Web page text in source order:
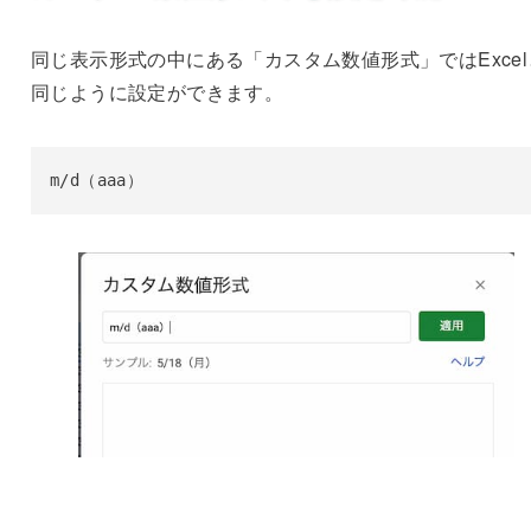
同じ表示形式の中にある「カスタム数値形式」では
同じように設定ができます。
m/d（aaa）